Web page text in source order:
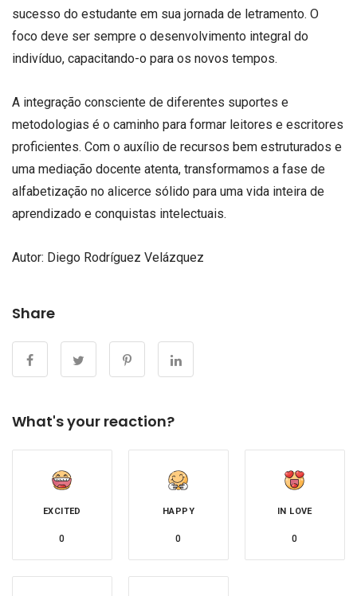
sucesso do estudante em sua jornada de letramento. O
foco deve ser sempre o desenvolvimento integral do
indivíduo, capacitando-o para os novos tempos.
A integração consciente de diferentes suportes e
metodologias é o caminho para formar leitores e escritores
proficientes. Com o auxílio de recursos bem estruturados e
uma mediação docente atenta, transformamos a fase de
alfabetização no alicerce sólido para uma vida inteira de
aprendizado e conquistas intelectuais.
Autor: Diego Rodríguez Velázquez
Share
What's your reaction?
EXCITED
0
HAPPY
0
IN LOVE
0